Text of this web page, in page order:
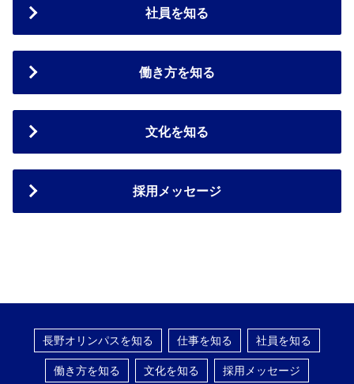
社員を知る
働き方を知る
文化を知る
採用メッセージ
長野オリンパスを知る 仕事を知る
社員を知る
働き方を知る
文化を知る 採用メッセージ